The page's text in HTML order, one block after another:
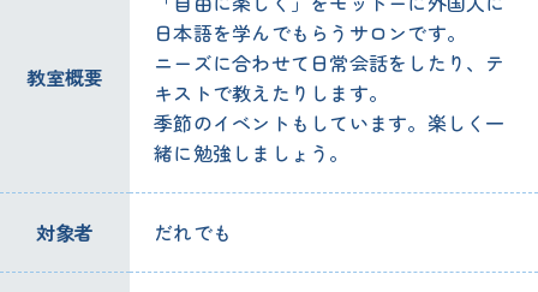
教室概要
日本語を学んでもらうサロンです。
ニーズに合わせて日常会話をしたり、テ
キストで教えたりします。
季節のイベントもしています。楽しく一
緒に勉強しましょう。
対象者 だれでも